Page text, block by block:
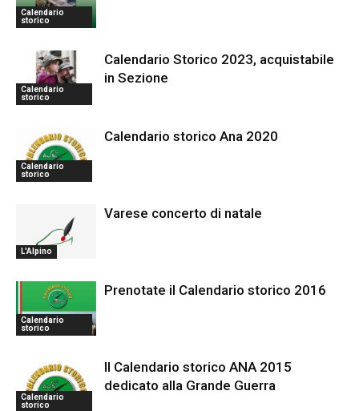
Calendario
storico
Calendario
storico
Calendario Storico 2023, acquistabile
in Sezione
Calendario
storico
Calendario storico Ana 2020
L'Alpino
Varese concerto di natale
Calendario
storico
Prenotate il Calendario storico 2016
Calendario
storico
Il Calendario storico ANA 2015
dedicato alla Grande Guerra